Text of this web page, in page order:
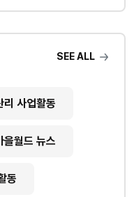
SEE ALL
리 사업활동
을월드 뉴스
동